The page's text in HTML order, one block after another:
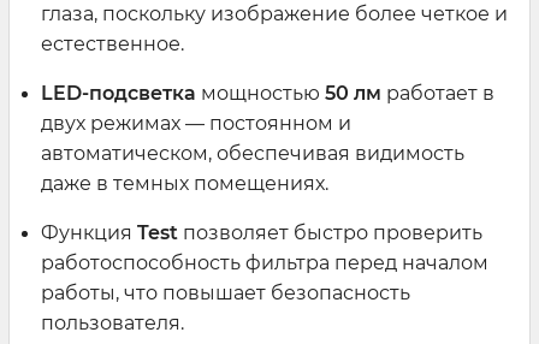
глаза, поскольку изображение более четкое и
естественное.
LED-подсветка мощностью 50 лм работает в
двух режимах — постоянном и
автоматическом, обеспечивая видимость
даже в темных помещениях.
Функция Test позволяет быстро проверить
работоспособность фильтра перед началом
работы, что повышает безопасность
пользователя.